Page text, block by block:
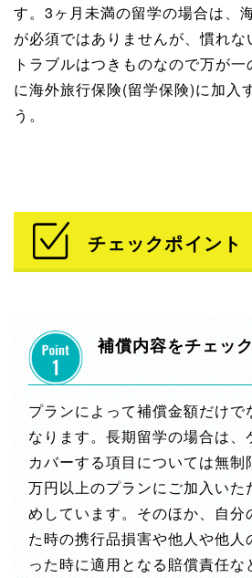
す。3ヶ月未満の留学の場合は、
が必須ではありませんが、慣れ
トラブルはつきものなので万が
に海外旅行保険(留学保険)に加入
う。
チェックポイント
補償内容をチェック
プランによって補償金額だけで
なります。長期留学の場合は、
カバーする項目については無
万円以上のプランにご加入いた
めしています。そのほか、自分
た時の携行品損害や他人や他人
った時に適用となる賠償責任な